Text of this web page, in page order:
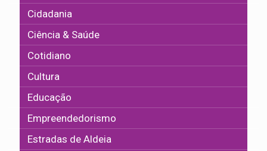
Cidadania
Ciência & Saúde
Cotidiano
Cultura
Educação
Empreendedorismo
Estradas de Aldeia